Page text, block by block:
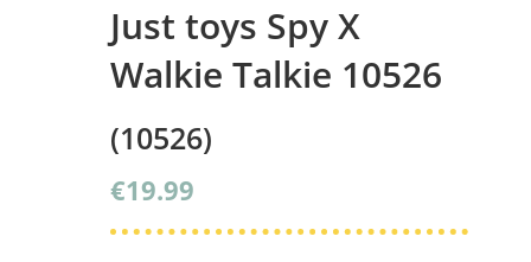
Just toys Spy X
Walkie Talkie 10526
(10526)
€19.99